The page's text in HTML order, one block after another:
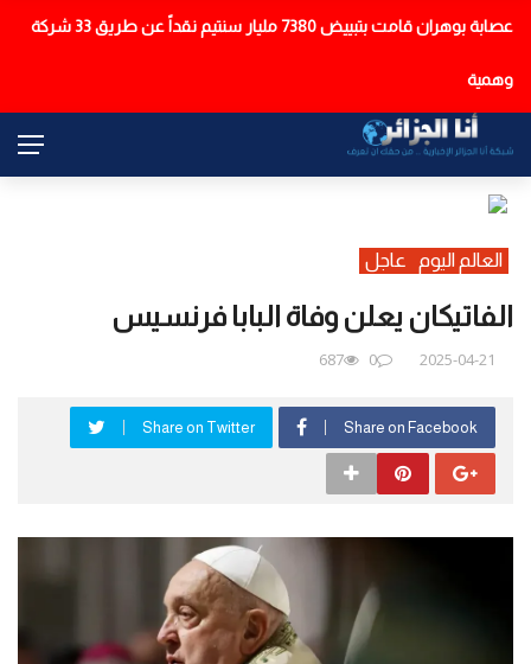
عاجل عصابة بوهران قامت بتبييض 7380 مليار سنتيم نقداً عن طريق 33 شركة
وهمية
العالم اليوم عاجل
الفاتيكان يعلن وفاة البابا فرنسيس
2025-04-21
0
687
Share on Facebook
Share on Twitter